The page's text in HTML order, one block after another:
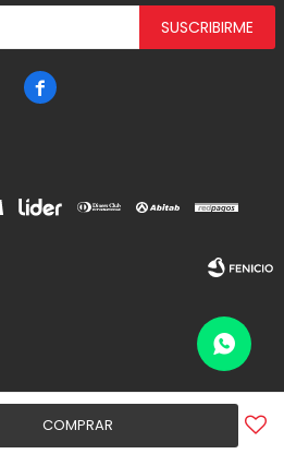
COMPRAR
SUSCRIBIRME

Fenicio